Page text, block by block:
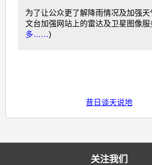
为了让公众更了解降雨情况及加强天
文台加强网站上的雷达及卫星图像服
多……)
昔日谈天说地
关注我们